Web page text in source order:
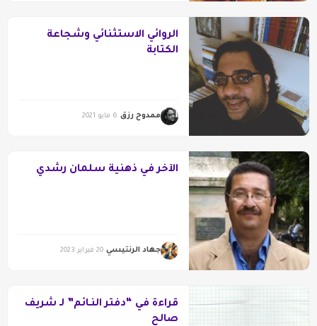
الروائي الاستثنائي وشجاعة
الكتابة
ممدوح رزق 6 مايو 2021
الآخر في ذهنية سلمان رشدي
جهاد الرنتيسي 20 فبراير 2023
قراءة في “دفتر النـائم” لـ شريف
صالح